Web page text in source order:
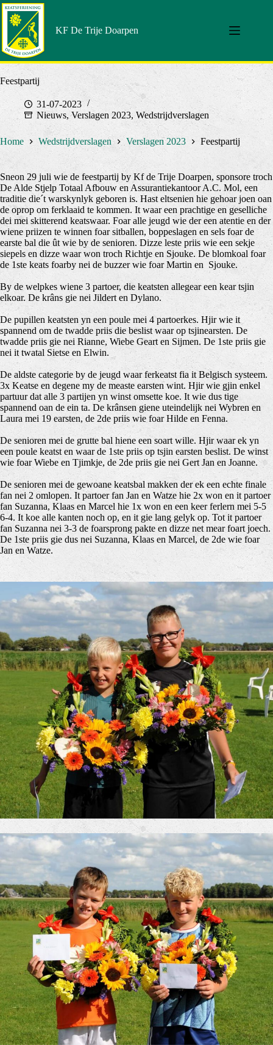
Doorgaan
naar
artikel
KF De Trije Doarpen
Feestpartij
31-07-2023
Nieuws,Verslagen 2023, Wedstrijdverslagen
Home Wedstrijdverslagen Verslagen 2023 Feestpartij
Sneon 29 juli wie de feestpartij by Kf de Trije Doarpen, sponsore troch
De Alde Stjelp Totaal Afbouw en Assurantiekantoor A.C. Mol, een
traditie die´t warskynlyk geboren is. Hast eltsenien hie gehoar joen oan
de oprop om ferklaaid te kommen. It waar een prachtige en geselliche
dei mei skitterend keatswaar. Foar alle jeugd wie der een atentie en der
wiene priizen te winnen foar sitballen, boppeslagen en sels foar de
earste bal die ût wie by de senioren. Dizze leste priis wie een sekje
siepels en dizze waar won troch Richtje en Sjouke. De blomkoal foar
de 1ste keats foarby nei de buzzer wie foar Martin en Sjouke.
By de welpkes wiene 3 partoer, die keatsten allegear een kear tsjin
elkoar. De krâns gie nei Jildert en Dylano.
De pupillen keatsten yn een poule mei 4 partoerkes. Hjir wie it
spannend om de twadde priis die beslist waar op tsjinearsten. De
twadde priis gie nei Rianne, Wiebe Geart en Sijmen. De 1ste priis gie
nei it twatal Sietse en Elwin.
De aldste categorie by de jeugd waar ferkeatst fia it Belgisch systeem.
3x Keatse en degene my de measte earsten wint. Hjir wie gjin enkel
partuur dat alle 3 partijen yn winst omsette koe. It wie dus tige
spannend oan de ein ta. De krânsen giene uteindelijk nei Wybren en
Laura mei 19 earsten, de 2de priis wie foar Hilde en Fenna.
De senioren mei de grutte bal hiene een soart wille. Hjir waar ek yn
een poule keatst en waar de 1ste priis op tsjin earsten beslist. De winst
wie foar Wiebe en Tjimkje, de 2de priis gie nei Gert Jan en Joanne.
De senioren mei de gewoane keatsbal makken der ek een echte finale
fan nei 2 omlopen. It partoer fan Jan en Watze hie 2x won en it partoer
fan Suzanna, Klaas en Marcel hie 1x won en een keer ferlern mei 5-5
6-4. It koe alle kanten noch op, en it gie lang gelyk op. Tot it partoer
fan Suzanna nei 3-3 de foarsprong pakte en dizze net mear foart joech.
De 1ste priis gie dus nei Suzanna, Klaas en Marcel, de 2de wie foar
Jan en Watze.